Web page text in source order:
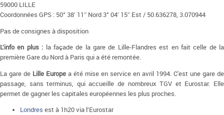
59000 LILLE
Coordonnées GPS : 50° 38′ 11″ Nord 3° 04′ 15″ Est / 50.636278, 3.070944
Pas de consignes à disposition
L’info en plus : la façade de la gare de Lille-Flandres est en fait celle de la
première Gare du Nord à Paris qui a été remontée.
La gare de Lille Europe a été mise en service en avril 1994. C'est une gare de
passage, sans terminus, qui accueille de nombreux TGV et Eurostar. Elle
permet de gagner les capitales européennes les plus proches.
Londres est à 1h20 via l’Eurostar